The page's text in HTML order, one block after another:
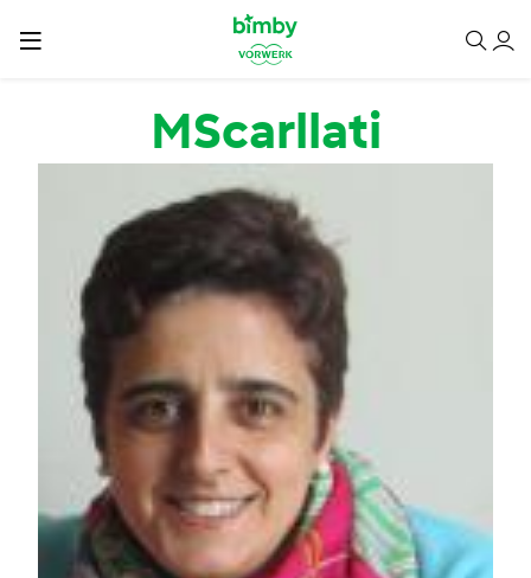
Passar para o conteúdo principal
MScarllati